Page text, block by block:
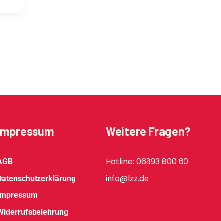
Weitere Fragen?
Hotline: 06893 800 60
info@lzz.de